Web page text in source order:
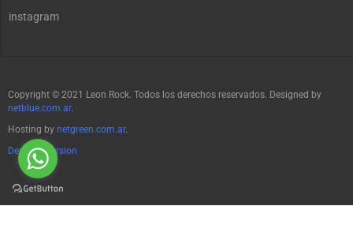
instagram
Copyright © 2021 Leon Rock. Todos los derechos reservados. Designed by
netblue.com.ar.
Hosting by netgreen.com.ar.
Desktop Version